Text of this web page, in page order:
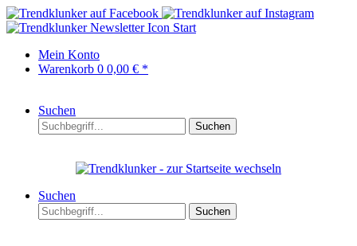
Start
Mein Konto
Warenkorb 0 0,00 € *
Suchen
Suchen
Suchen
Suchen